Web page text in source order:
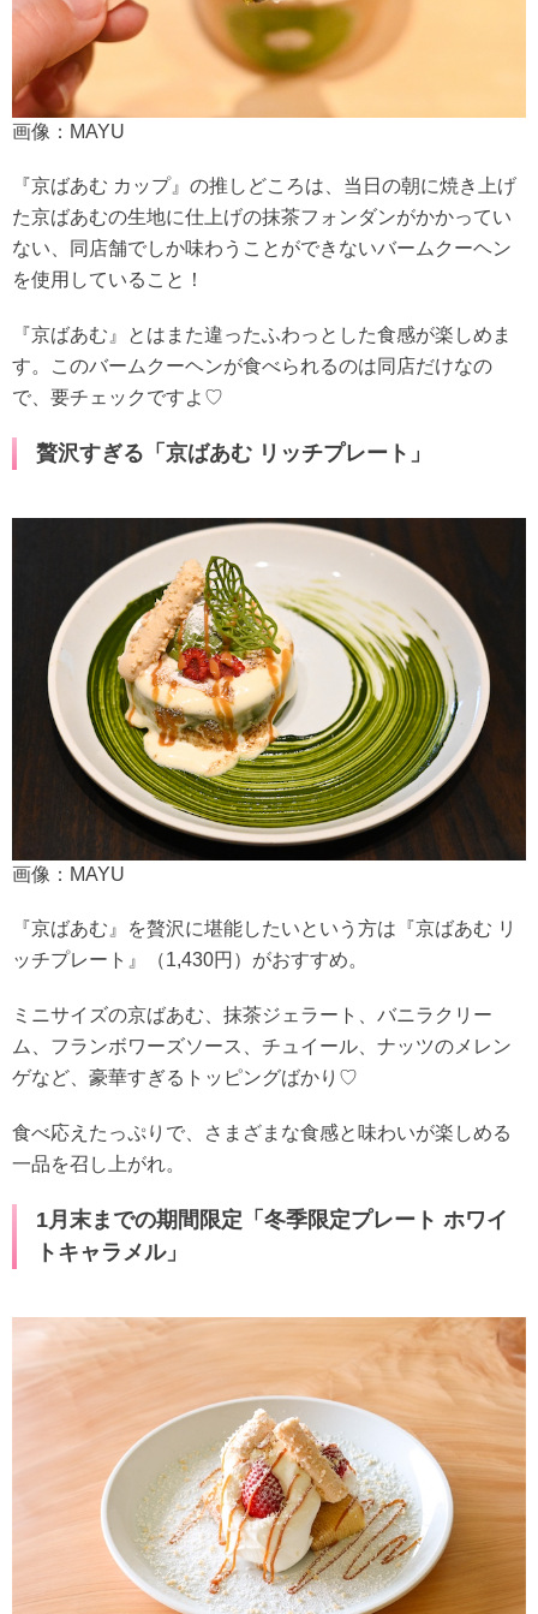
画像：MAYU
『京ばあむ カップ』の推しどころは、当日の朝に焼き上げ
た京ばあむの生地に仕上げの抹茶フォンダンがかかってい
ない、同店舗でしか味わうことができないバームクーヘン
を使用していること！
『京ばあむ』とはまた違ったふわっとした食感が楽しめま
す。このバームクーヘンが食べられるのは同店だけなの
で、要チェックですよ♡
贅沢すぎる「京ばあむ リッチプレート」
画像：MAYU
『京ばあむ』を贅沢に堪能したいという方は『京ばあむ リ
ッチプレート』（1,430円）がおすすめ。
ミニサイズの京ばあむ、抹茶ジェラート、バニラクリー
ム、フランボワーズソース、チュイール、ナッツのメレン
ゲなど、豪華すぎるトッピングばかり♡
食べ応えたっぷりで、さまざまな食感と味わいが楽しめる
一品を召し上がれ。
1月末までの期間限定「冬季限定プレート ホワイ
トキャラメル」